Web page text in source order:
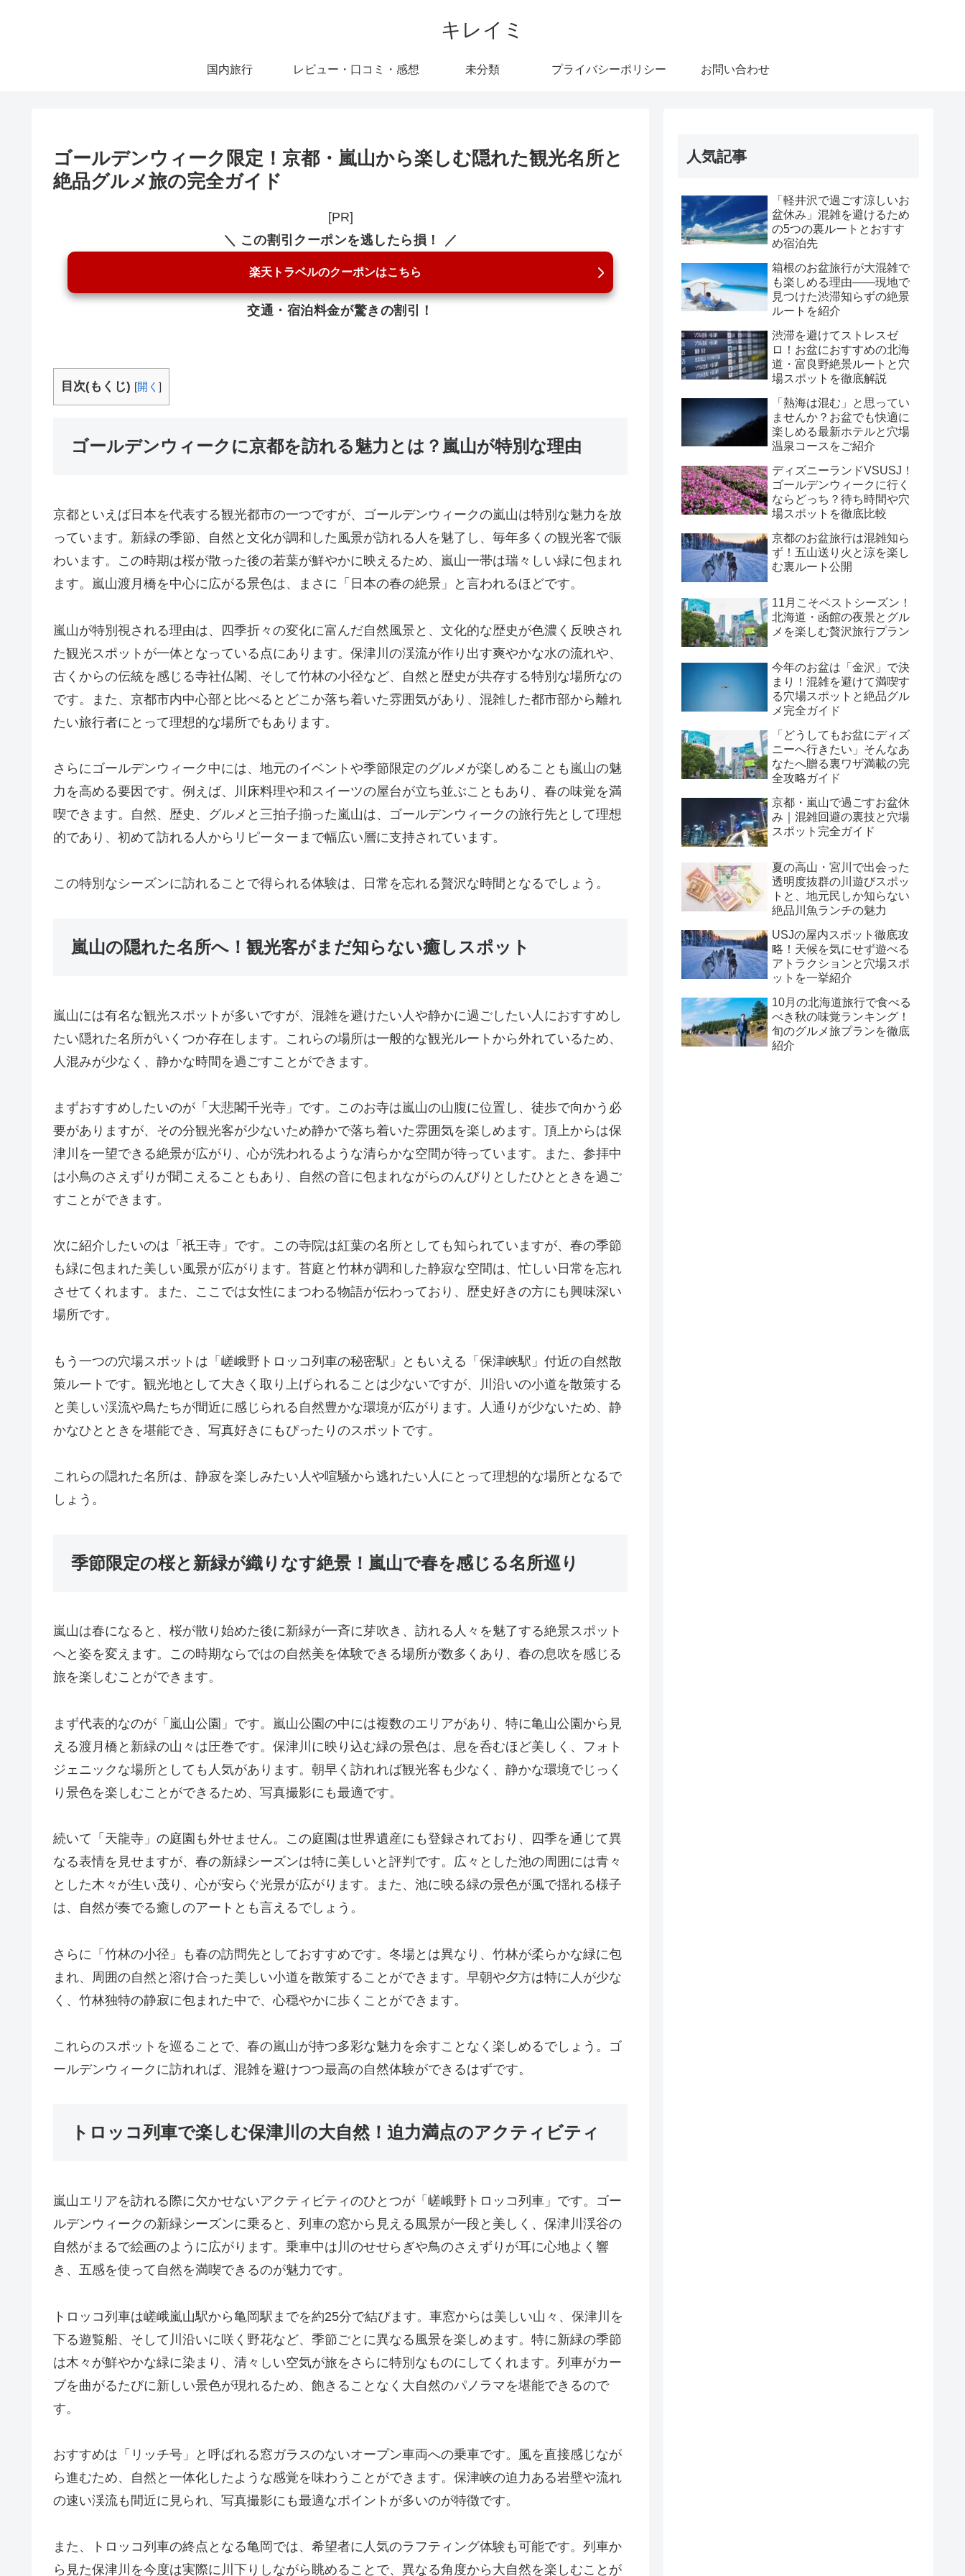
キレイミ
国内旅行 レビュー・口コミ・感想 未分類 プライバシーポリシー お問い合わせ
ゴールデンウィーク限定！京都・嵐山から楽しむ隠れた観光名所と
絶品グルメ旅の完全ガイド
[PR]
＼ この割引クーポンを逃したら損！ ／
楽天トラベルのクーポンはこちら
交通・宿泊料金が驚きの割引！
目次(もくじ) [開く ]
ゴールデンウィークに京都を訪れる魅力とは？嵐山が特別な理由
京都といえば日本を代表する観光都市の一つですが、ゴールデンウィークの嵐山は特別な魅力を放
っています。新緑の季節、自然と文化が調和した風景が訪れる人を魅了し、毎年多くの観光客で賑
わいます。この時期は桜が散った後の若葉が鮮やかに映えるため、嵐山一帯は瑞々しい緑に包まれ
ます。嵐山渡月橋を中心に広がる景色は、まさに「日本の春の絶景」と言われるほどです。
嵐山が特別視される理由は、四季折々の変化に富んだ自然風景と、文化的な歴史が色濃く反映され
た観光スポットが一体となっている点にあります。保津川の渓流が作り出す爽やかな水の流れや、
古くからの伝統を感じる寺社仏閣、そして竹林の小径など、自然と歴史が共存する特別な場所なの
です。また、京都市内中心部と比べるとどこか落ち着いた雰囲気があり、混雑した都市部から離れ
たい旅行者にとって理想的な場所でもあります。
さらにゴールデンウィーク中には、地元のイベントや季節限定のグルメが楽しめることも嵐山の魅
力を高める要因です。例えば、川床料理や和スイーツの屋台が立ち並ぶこともあり、春の味覚を満
喫できます。自然、歴史、グルメと三拍子揃った嵐山は、ゴールデンウィークの旅行先として理想
的であり、初めて訪れる人からリピーターまで幅広い層に支持されています。
この特別なシーズンに訪れることで得られる体験は、日常を忘れる贅沢な時間となるでしょう。
嵐山の隠れた名所へ！観光客がまだ知らない癒しスポット
嵐山には有名な観光スポットが多いですが、混雑を避けたい人や静かに過ごしたい人におすすめし
たい隠れた名所がいくつか存在します。これらの場所は一般的な観光ルートから外れているため、
人混みが少なく、静かな時間を過ごすことができます。
まずおすすめしたいのが「大悲閣千光寺」です。このお寺は嵐山の山腹に位置し、徒歩で向かう必
要がありますが、その分観光客が少ないため静かで落ち着いた雰囲気を楽しめます。頂上からは保
津川を一望できる絶景が広がり、心が洗われるような清らかな空間が待っています。また、参拝中
は小鳥のさえずりが聞こえることもあり、自然の音に包まれながらのんびりとしたひとときを過ご
すことができます。
次に紹介したいのは「祇王寺」です。この寺院は紅葉の名所としても知られていますが、春の季節
も緑に包まれた美しい風景が広がります。苔庭と竹林が調和した静寂な空間は、忙しい日常を忘れ
させてくれます。また、ここでは女性にまつわる物語が伝わっており、歴史好きの方にも興味深い
場所です。
もう一つの穴場スポットは「嵯峨野トロッコ列車の秘密駅」ともいえる「保津峡駅」付近の自然散
策ルートです。観光地として大きく取り上げられることは少ないですが、川沿いの小道を散策する
と美しい渓流や鳥たちが間近に感じられる自然豊かな環境が広がります。人通りが少ないため、静
かなひとときを堪能でき、写真好きにもぴったりのスポットです。
これらの隠れた名所は、静寂を楽しみたい人や喧騒から逃れたい人にとって理想的な場所となるで
しょう。
季節限定の桜と新緑が織りなす絶景！嵐山で春を感じる名所巡り
嵐山は春になると、桜が散り始めた後に新緑が一斉に芽吹き、訪れる人々を魅了する絶景スポット
へと姿を変えます。この時期ならではの自然美を体験できる場所が数多くあり、春の息吹を感じる
旅を楽しむことができます。
まず代表的なのが「嵐山公園」です。嵐山公園の中には複数のエリアがあり、特に亀山公園から見
える渡月橋と新緑の山々は圧巻です。保津川に映り込む緑の景色は、息を呑むほど美しく、フォト
ジェニックな場所としても人気があります。朝早く訪れれば観光客も少なく、静かな環境でじっく
り景色を楽しむことができるため、写真撮影にも最適です。
続いて「天龍寺」の庭園も外せません。この庭園は世界遺産にも登録されており、四季を通じて異
なる表情を見せますが、春の新緑シーズンは特に美しいと評判です。広々とした池の周囲には青々
とした木々が生い茂り、心が安らぐ光景が広がります。また、池に映る緑の景色が風で揺れる様子
は、自然が奏でる癒しのアートとも言えるでしょう。
さらに「竹林の小径」も春の訪問先としておすすめです。冬場とは異なり、竹林が柔らかな緑に包
まれ、周囲の自然と溶け合った美しい小道を散策することができます。早朝や夕方は特に人が少な
く、竹林独特の静寂に包まれた中で、心穏やかに歩くことができます。
これらのスポットを巡ることで、春の嵐山が持つ多彩な魅力を余すことなく楽しめるでしょう。ゴ
ールデンウィークに訪れれば、混雑を避けつつ最高の自然体験ができるはずです。
トロッコ列車で楽しむ保津川の大自然！迫力満点のアクティビティ
嵐山エリアを訪れる際に欠かせないアクティビティのひとつが「嵯峨野トロッコ列車」です。ゴー
ルデンウィークの新緑シーズンに乗ると、列車の窓から見える風景が一段と美しく、保津川渓谷の
自然がまるで絵画のように広がります。乗車中は川のせせらぎや鳥のさえずりが耳に心地よく響
き、五感を使って自然を満喫できるのが魅力です。
トロッコ列車は嵯峨嵐山駅から亀岡駅までを約25分で結びます。車窓からは美しい山々、保津川を
下る遊覧船、そして川沿いに咲く野花など、季節ごとに異なる風景を楽しめます。特に新緑の季節
は木々が鮮やかな緑に染まり、清々しい空気が旅をさらに特別なものにしてくれます。列車がカー
ブを曲がるたびに新しい景色が現れるため、飽きることなく大自然のパノラマを堪能できるので
す。
おすすめは「リッチ号」と呼ばれる窓ガラスのないオープン車両への乗車です。風を直接感じなが
ら進むため、自然と一体化したような感覚を味わうことができます。保津峡の迫力ある岩壁や流れ
の速い渓流も間近に見られ、写真撮影にも最適なポイントが多いのが特徴です。
また、トロッコ列車の終点となる亀岡では、希望者に人気のラフティング体験も可能です。列車か
ら見た保津川を今度は実際に川下りしながら眺めることで、異なる角度から大自然を楽しむことが
人気記事
「軽井沢で過ごす涼しいお
盆休み」混雑を避けるため
の5つの裏ルートとおすす
め宿泊先
箱根のお盆旅行が大混雑で
も楽しめる理由――現地で
見つけた渋滞知らずの絶景
ルートを紹介
渋滞を避けてストレスゼ
ロ！お盆におすすめの北海
道・富良野絶景ルートと穴
場スポットを徹底解説
「熱海は混む」と思ってい
ませんか？お盆でも快適に
楽しめる最新ホテルと穴場
温泉コースをご紹介
ディズニーランドVSUSJ！
ゴールデンウィークに行く
ならどっち？待ち時間や穴
場スポットを徹底比較
京都のお盆旅行は混雑知ら
ず！五山送り火と涼を楽し
む裏ルート公開
11月こそベストシーズン！
北海道・函館の夜景とグル
メを楽しむ贅沢旅行プラン
今年のお盆は「金沢」で決
まり！混雑を避けて満喫す
る穴場スポットと絶品グル
メ完全ガイド
「どうしてもお盆にディズ
ニーへ行きたい」そんなあ
なたへ贈る裏ワザ満載の完
全攻略ガイド
京都・嵐山で過ごすお盆休
み｜混雑回避の裏技と穴場
スポット完全ガイド
夏の高山・宮川で出会った
透明度抜群の川遊びスポッ
トと、地元民しか知らない
絶品川魚ランチの魅力
USJの屋内スポット徹底攻
略！天候を気にせず遊べる
アトラクションと穴場スポ
ットを一挙紹介
10月の北海道旅行で食べる
べき秋の味覚ランキング！
旬のグルメ旅プランを徹底
紹介